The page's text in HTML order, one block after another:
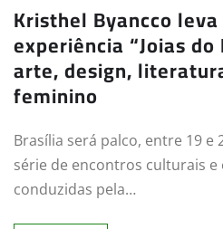
Kristhel Byancco
experiência “Joias
arte, design,
feminino
Brasília será palco, entre 19 e
série de encontros culturais e
conduzidas pela…